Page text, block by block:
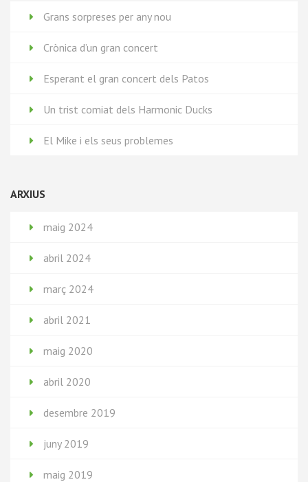
Grans sorpreses per any nou
Crònica d’un gran concert
Esperant el gran concert dels Patos
Un trist comiat dels Harmonic Ducks
El Mike i els seus problemes
ARXIUS
maig 2024
abril 2024
març 2024
abril 2021
maig 2020
abril 2020
desembre 2019
juny 2019
maig 2019